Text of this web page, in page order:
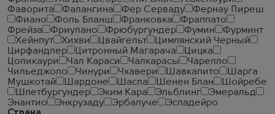
Фаворита
Фалангина Фер Серваду
Фернау Пиреш
Фиано
Фоль Бланш Франковка
Фраппато
Фрейза
Фриулано Фрюбургундер Фумин
Фурминт
Хейнпут
Хихви Цвайгельт
Цимлянский Черный
Цирфандлер
Цитронный Магарача
Цицка
Цоликаури
Чал Караси Чалкарасы
Чарелло
Чильеджоло
Чинури Чхавери Шавкапито
Шарга
Мушкотай
Шардоне Шасла Шенен Блан
Шойребе
Шпетбургундер
Эким Кара Эльблинг
Эмеральд
Энантио
Энкрузаду Эрбалуче
Эспадейро